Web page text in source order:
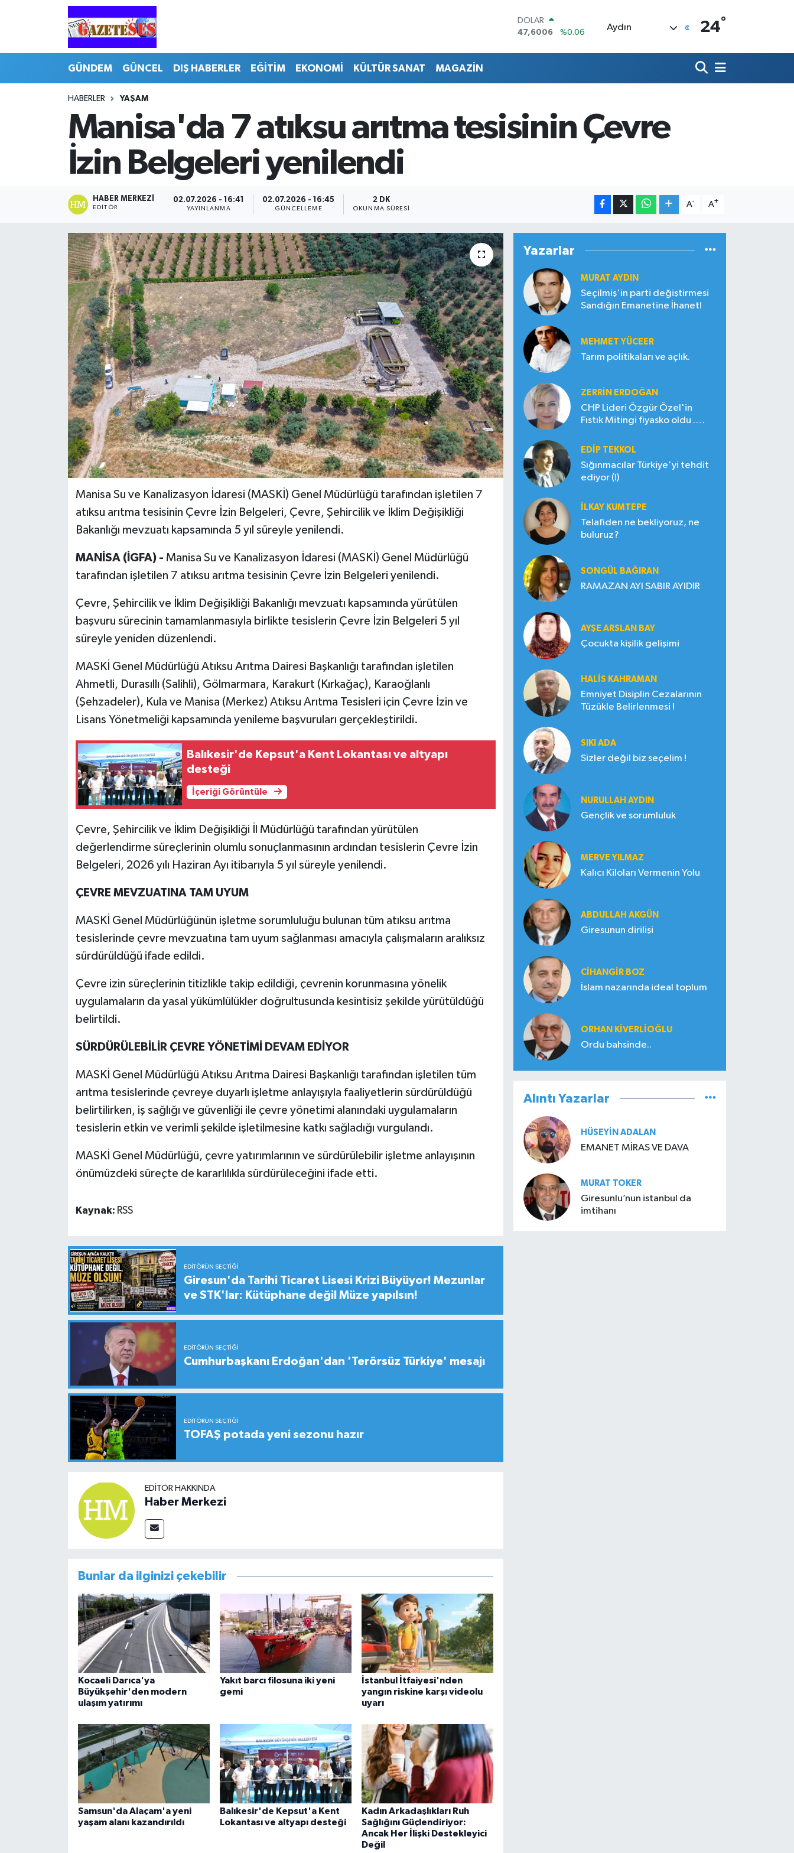
DOLAR
47,6006
%0.06
BİST100
13.799
%70
BITCOIN
Aydın 24°
GÜNDEM GÜNCEL DIŞ HABERLER EĞİTİM EKONOMİ KÜLTÜR SANAT MAGAZİN
HABERLER YAŞAM
Manisa'da 7 atıksu arıtma tesisinin Çevre
İzin Belgeleri yenilendi
HABER MERKEZI
EDITÖR
02.07.2026 - 16:41
YAYINLANMA
02.07.2026 - 16:45
GÜNCELLEME
2 DK
OKUNMA SÜRESI
A- A+
Manisa Su ve Kanalizasyon İdaresi (MASKİ) Genel Müdürlüğü tarafından işletilen 7
atıksu arıtma tesisinin Çevre İzin Belgeleri, Çevre, Şehircilik ve İklim Değişikliği
Bakanlığı mevzuatı kapsamında 5 yıl süreyle yenilendi.
MANİSA (İGFA) - Manisa Su ve Kanalizasyon İdaresi (MASKİ) Genel Müdürlüğü
tarafından işletilen 7 atıksu arıtma tesisinin Çevre İzin Belgeleri yenilendi.
Çevre, Şehircilik ve İklim Değişikliği Bakanlığı mevzuatı kapsamında yürütülen
başvuru sürecinin tamamlanmasıyla birlikte tesislerin Çevre İzin Belgeleri 5 yıl
süreyle yeniden düzenlendi.
MASKİ Genel Müdürlüğü Atıksu Arıtma Dairesi Başkanlığı tarafından işletilen
Ahmetli, Durasıllı (Salihli), Gölmarmara, Karakurt (Kırkağaç), Karaoğlanlı
(Şehzadeler), Kula ve Manisa (Merkez) Atıksu Arıtma Tesisleri için Çevre İzin ve
Lisans Yönetmeliği kapsamında yenileme başvuruları gerçekleştirildi.
Balıkesir'de Kepsut'a Kent Lokantası ve altyapı
desteği
İçeriği Görüntüle
Çevre, Şehircilik ve İklim Değişikliği İl Müdürlüğü tarafından yürütülen
değerlendirme süreçlerinin olumlu sonuçlanmasının ardından tesislerin Çevre İzin
Belgeleri, 2026 yılı Haziran Ayı itibarıyla 5 yıl süreyle yenilendi.
ÇEVRE MEVZUATINA TAM UYUM
MASKİ Genel Müdürlüğünün işletme sorumluluğu bulunan tüm atıksu arıtma
tesislerinde çevre mevzuatına tam uyum sağlanması amacıyla çalışmaların aralıksız
sürdürüldüğü ifade edildi.
Çevre izin süreçlerinin titizlikle takip edildiği, çevrenin korunmasına yönelik
uygulamaların da yasal yükümlülükler doğrultusunda kesintisiz şekilde yürütüldüğü
belirtildi.
SÜRDÜRÜLEBİLİR ÇEVRE YÖNETİMİ DEVAM EDİYOR
MASKİ Genel Müdürlüğü Atıksu Arıtma Dairesi Başkanlığı tarafından işletilen tüm
arıtma tesislerinde çevreye duyarlı işletme anlayışıyla faaliyetlerin sürdürüldüğü
belirtilirken, iş sağlığı ve güvenliği ile çevre yönetimi alanındaki uygulamaların
tesislerin etkin ve verimli şekilde işletilmesine katkı sağladığı vurgulandı.
MASKİ Genel Müdürlüğü, çevre yatırımlarının ve sürdürülebilir işletme anlayışının
önümüzdeki süreçte de kararlılıkla sürdürüleceğini ifade etti.
Kaynak: RSS
EDITÖRÜN SEÇTIĞI
Giresun'da Tarihi Ticaret Lisesi Krizi Büyüyor! Mezunlar
ve STK'lar: Kütüphane değil Müze yapılsın!
EDITÖRÜN SEÇTIĞI
Cumhurbaşkanı Erdoğan'dan 'Terörsüz Türkiye' mesajı
EDITÖRÜN SEÇTIĞI
TOFAŞ potada yeni sezonu hazır
EDITÖR HAKKINDA
Haber Merkezi
Bunlar da ilginizi çekebilir
Kocaeli Darıca'ya
Büyükşehir'den modern
ulaşım yatırımı
Yakıt barcı filosuna iki yeni
gemi
İstanbul İtfaiyesi'nden
yangın riskine karşı videolu
uyarı
Samsun'da Alaçam'a yeni
yaşam alanı kazandırıldı
Balıkesir'de Kepsut'a Kent
Lokantası ve altyapı desteği
Kadın Arkadaşlıkları Ruh
Sağlığını Güçlendiriyor:
Ancak Her İlişki Destekleyici
Değil
Yazarlar
MURAT AYDIN
Seçilmiş'in parti değiştirmesi
Sandığın Emanetine İhanet!
MEHMET YÜCEER
Tarım politikaları ve açlık.
ZERRIN ERDOĞAN
CHP Lideri Özgür Özel'in
Fıstık Mitingi fiyasko oldu .
EDIP TEKKOL
Sığınmacılar Türkiye'yi tehdit
ediyor (!)
İLKAY KUMTEPE
Telafiden ne bekliyoruz, ne
buluruz?
SONGÜL BAĞIRAN
RAMAZAN AYI SABIR AYIDIR
AYŞE ARSLAN BAY
Çocukta kişilik gelişimi
HALIS KAHRAMAN
Emniyet Disiplin Cezalarının
Tüzükle Belirlenmesi !
SIKI ADA
Sizler değil biz seçelim !
NURULLAH AYDIN
Gençlik ve sorumluluk
MERVE YILMAZ
Kalıcı Kiloları Vermenin Yolu
ABDULLAH AKGÜN
Giresunun dirilişi
CIHANGIR BOZ
İslam nazarında ideal toplum
ORHAN KIVERLIOĞLU
Ordu bahsinde..
Alıntı Yazarlar
HÜSEYIN ADALAN
EMANET MİRAS VE DAVA
MURAT TOKER
Giresunlu’nun istanbul da
imtihanı